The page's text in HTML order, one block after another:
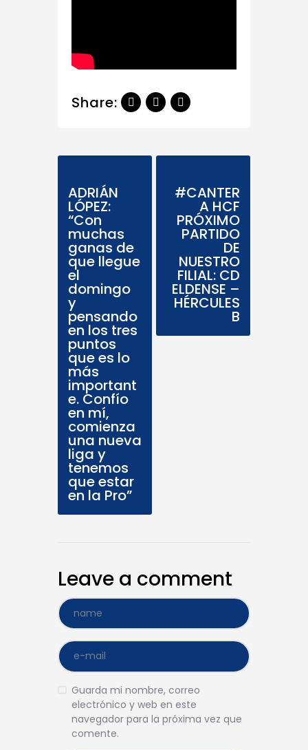
Share:
ADRIÁN
LÓPEZ:
“Con
muchas
ganas de
que llegue
el
domingo
y
pensando
en los tres
puntos
que es lo
más
important
e. Confío
en mí,
comienza
una nueva
liga y
tenemos
que estar
en la Pro”
#CANTER
A HCF
PRÓXIMO
PARTIDO
DE
NUESTRO
FILIAL: CD
ELDENSE –
HÉRCULES
B
Leave a comment
Guarda mi nombre, correo
electrónico y web en este
navegador para la próxima vez que
comente.